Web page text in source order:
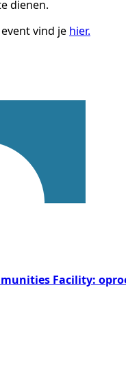
dienen.
vind je hier.
Facility: